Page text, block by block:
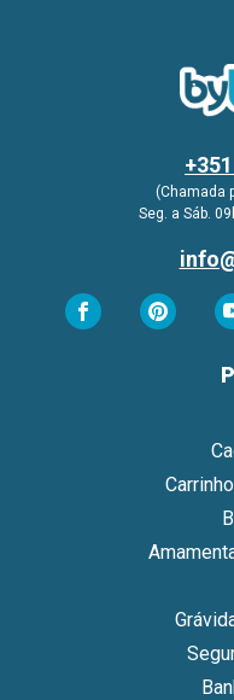
(Chamada
Seg. a Sáb.